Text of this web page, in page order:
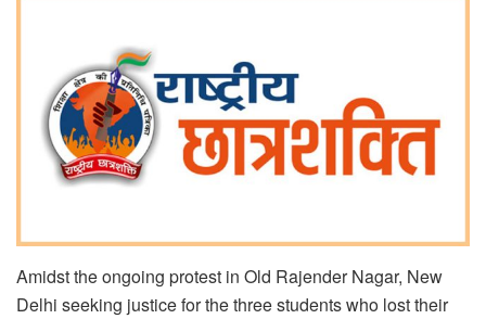
Amidst the ongoing protest in Old Rajender Nagar, New
Delhi seeking justice for the three students who lost their